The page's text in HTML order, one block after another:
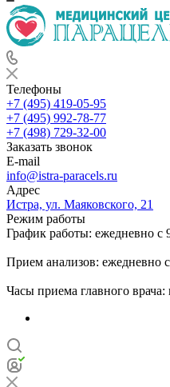
Телефоны
+7 (495) 419-05-95
+7 (495) 992-78-77
+7 (498) 729-32-00
Заказать звонок
E-mail
info@istra-paracels.ru
Адрес
Истра, ул. Маяковского, 21
Режим работы
График работы: ежедневно с
Прием анализов: ежедневно
Часы приема главного